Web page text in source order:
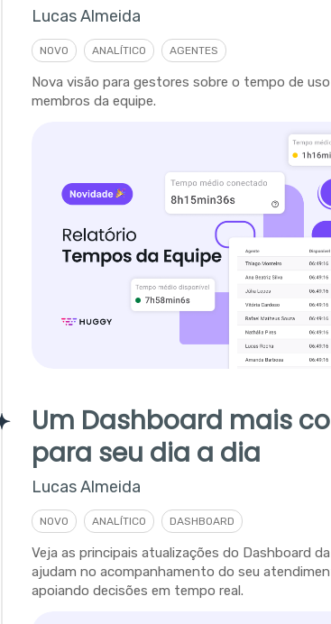
Lucas Almeida
NOVO ANALÍTICO AGENTES
Nova visão para gestores sobre o tempo de
membros da equipe.
Um Dashboard mais
para seu dia a dia
Lucas Almeida
NOVO ANALÍTICO DASHBOARD
Veja as principais atualizações do Dashboard
ajudam no acompanhamento do seu
apoiando decisões em tempo real.